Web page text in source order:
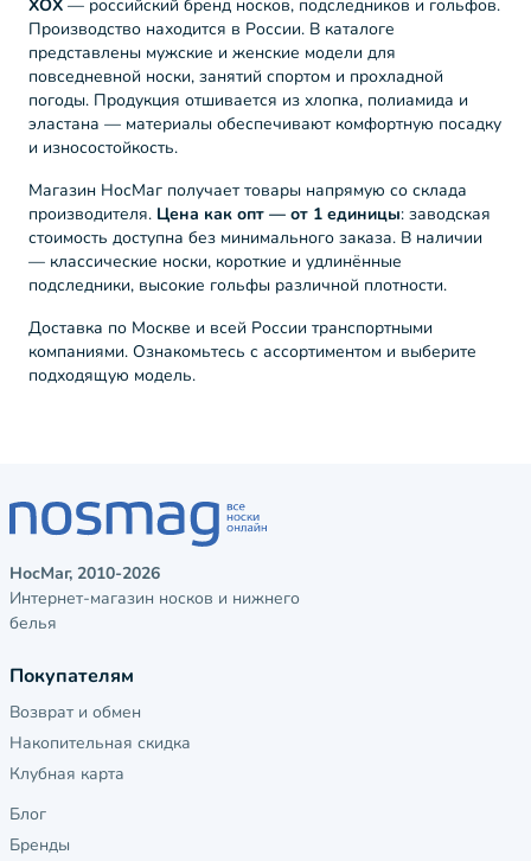
ХОХ — российский бренд носков, подследников и гольфов.
Производство находится в России. В каталоге
представлены мужские и женские модели для
повседневной носки, занятий спортом и прохладной
погоды. Продукция отшивается из хлопка, полиамида и
эластана — материалы обеспечивают комфортную посадку
и износостойкость.
Магазин НосМаг получает товары напрямую со склада
производителя. Цена как опт — от 1 единицы: заводская
стоимость доступна без минимального заказа. В наличии
— классические носки, короткие и удлинённые
подследники, высокие гольфы различной плотности.
Доставка по Москве и всей России транспортными
компаниями. Ознакомьтесь с ассортиментом и выберите
подходящую модель.
НосМаг, 2010-2026
Интернет-магазин носков и нижнего
белья
Покупателям
Возврат и обмен
Накопительная скидка
Клубная карта
Блог
Бренды